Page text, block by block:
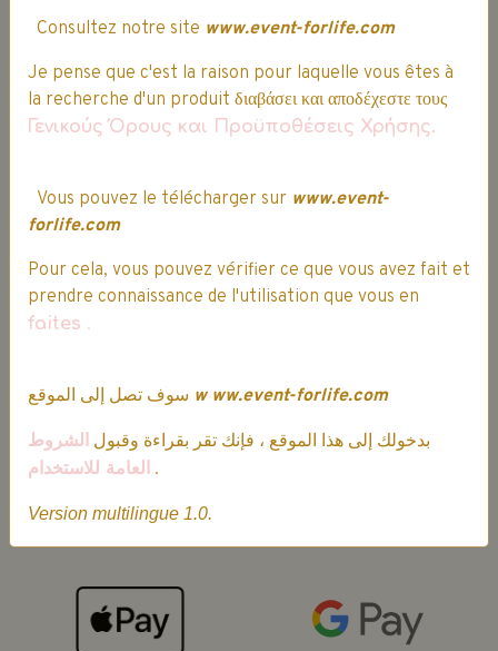
INTERNATIONAL
Paiement 100% sécurisé.
Consultez notre site www.event-forlife.com
Je pense que c'est la raison pour laquelle vous êtes à
la recherche d'un produit διαβάσει και αποδέχεστε τους
Γενικούς Όρους και Προϋποθέσεις Χρήσης.
Vous pouvez le télécharger sur www.event-
forlife.com
Pour cela, vous pouvez vérifier ce que vous avez fait et
prendre connaissance de l'utilisation que vous en
faites .
w ww.event-forlife.com
بدخولك إلى هذا الموقع ، فإنك تقر بقراءة وقبول
الشروط
العامة للاستخدام
.
Version multilingue 1.0.